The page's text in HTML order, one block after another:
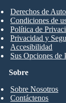
Sobre
Sobre Nosotros
Contáctenos
Derechos de
Condiciones de
Política de
Privacidad y
Accesibilidad
Sus Opciones de